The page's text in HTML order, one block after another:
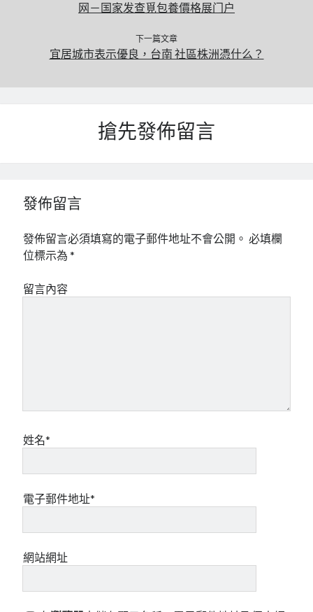
网－国家发查覓包養價格展门户
下一篇文章
宜居城市表示優良，台南 社區株洲憑什么？
搶先發佈留言
發佈留言
發佈留言必須填寫的電子郵件地址不會公開。 必填欄
位標示為*
留言內容
姓名*
電子郵件地址*
網站網址